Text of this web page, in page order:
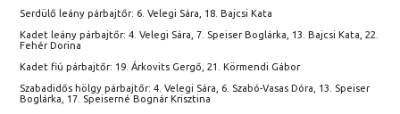
Serdülő leány párbajtőr: 6. Velegi Sára, 18. Bajcsi Kata
Kadet leány párbajtőr: 4. Velegi Sára, 7. Speiser Boglárka, 13. Bajcsi Kata, 22.
Fehér Dorina
Kadet fiú párbajtőr: 19. Árkovits Gergő, 21. Körmendi Gábor
Szabadidős hölgy párbajtőr: 4. Velegi Sára, 6. Szabó-Vasas Dóra, 13. Speiser
Boglárka, 17. Speiserné Bognár Krisztina